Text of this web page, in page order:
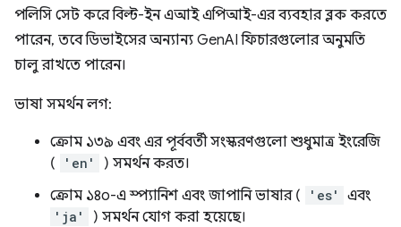
পলিসি সেট করে বিল্ট-ইন এআই এপিআই-এর ব্যবহার ব্লক করতে
পারেন, তবে ডিভাইসের অন্যান্য GenAI ফিচারগুলোর অনুমতি
চালু রাখতে পারেন।
ভাষা সমর্থন লগ:
ক্রোম ১৩৯ এবং এর পূর্ববর্তী সংস্করণগুলো শুধুমাত্র ইংরেজি
(
'en'
) সমর্থন করত।
ক্রোম ১৪০-এ স্প্যানিশ এবং জাপানি ভাষার (
'es' এবং
'ja' ) সমর্থন যোগ করা হয়েছে।